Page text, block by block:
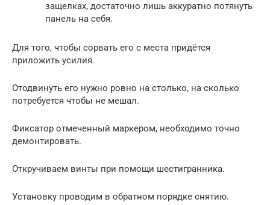
защелках, достаточно лишь аккуратно потянуть
панель на себя.
Для того, чтобы сорвать его с места придётся
приложить усилия.
Отодвинуть его нужно ровно на столько, на сколько
потребуется чтобы не мешал.
Фиксатор отмеченный маркером, необходимо точно
демонтировать.
Откручиваем винты при помощи шестигранника.
Установку проводим в обратном порядке снятию.